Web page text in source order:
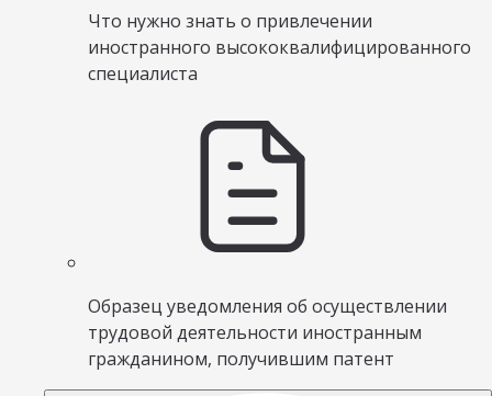
Что нужно знать о привлечении
иностранного высококвалифицированного
специалиста
Образец уведомления об осуществлении
трудовой деятельности иностранным
гражданином, получившим патент